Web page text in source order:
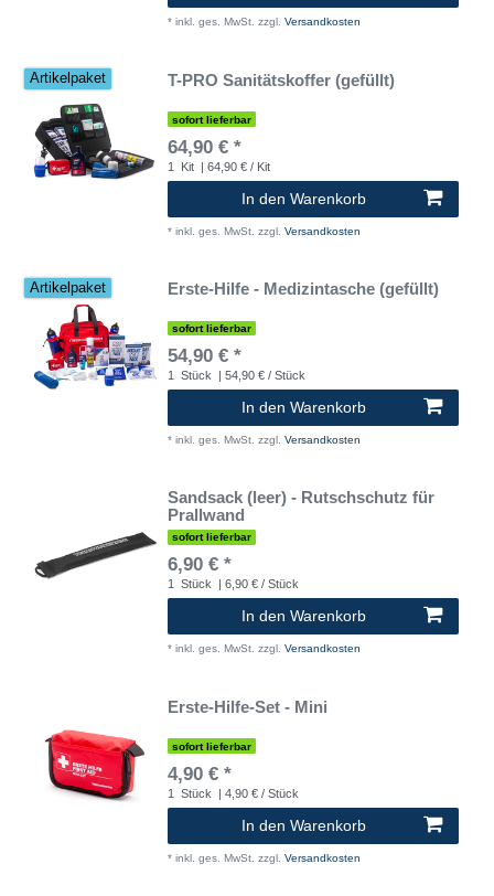
* inkl. ges. MwSt. zzgl. Versandkosten
Artikelpaket T-PRO Sanitätskoffer (gefüllt)
sofort lieferbar
64,90 € *
1 Kit | 64,90 € / Kit
In den Warenkorb
* inkl. ges. MwSt. zzgl. Versandkosten
Artikelpaket Erste-Hilfe - Medizintasche (gefüllt)
sofort lieferbar
54,90 € *
1 Stück | 54,90 € / Stück
In den Warenkorb
* inkl. ges. MwSt. zzgl. Versandkosten
Sandsack (leer) - Rutschschutz für
Prallwand
sofort lieferbar
6,90 € *
1 Stück | 6,90 € / Stück
In den Warenkorb
* inkl. ges. MwSt. zzgl. Versandkosten
Erste-Hilfe-Set - Mini
sofort lieferbar
4,90 € *
1 Stück | 4,90 € / Stück
In den Warenkorb
* inkl. ges. MwSt. zzgl. Versandkosten